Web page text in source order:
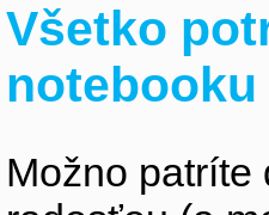
Všetko
notebooku
Možno patríte